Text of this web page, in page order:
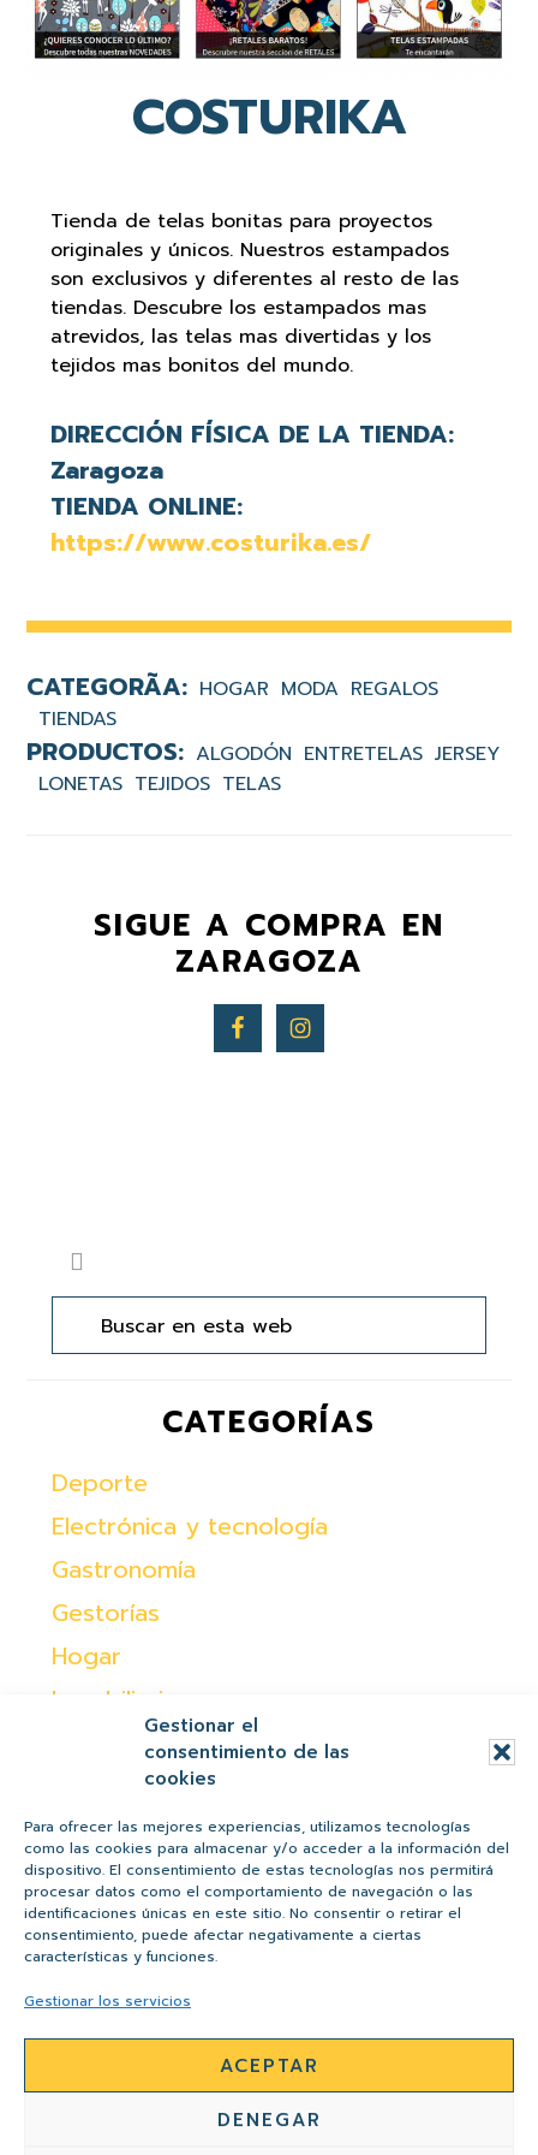
Gestionar el
consentimiento de las
cookies
Para ofrecer las mejores experiencias, utilizamos tecnologías
como las cookies para almacenar y/o acceder a la información del
dispositivo. El consentimiento de estas tecnologías nos permitirá
procesar datos como el comportamiento de navegación o las
identificaciones únicas en este sitio. No consentir o retirar el
consentimiento, puede afectar negativamente a ciertas
características y funciones.
Gestionar los servicios
ACEPTAR
DENEGAR
COSTURIKA
Tienda de telas bonitas para proyectos
originales y únicos. Nuestros estampados
son exclusivos y diferentes al resto de las
tiendas. Descubre los estampados mas
atrevidos, las telas mas divertidas y los
tejidos mas bonitos del mundo.
DIRECCIÓN FÍSICA DE LA TIENDA:
Zaragoza
TIENDA ONLINE:
https://www.costurika.es/
HOGAR MODA REGALOS
TIENDAS
ALGODÓN ENTRETELAS JERSEY
LONETAS TEJIDOS TELAS
SIGUE A COMPRA EN
ZARAGOZA
lateral
principal
Buscar
en
web
CATEGORÍAS
Deporte
Electrónica y tecnología
Gastronomía
Gestorías
Hogar
Inmobiliaria
Otras
Peques
Regalos
Salud y belleza
Tiendas
POLÍTICA DE COOKIES